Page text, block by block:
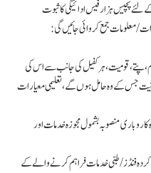
لئے پچیس ہزار فیس ادائیگی کا ثبوت
معلومات جمع کروائی جائیں گی:
پتے، قومیت ، ہر کفیل کی جانب سے اس کی
جس کے وہ حامل ہوں گے، تعلیمی معیارات
منصوبہ بشمول مجوزہ خدمات اور
کردہ فنڈز /طبی خدمات فراہم کرنے والے کے